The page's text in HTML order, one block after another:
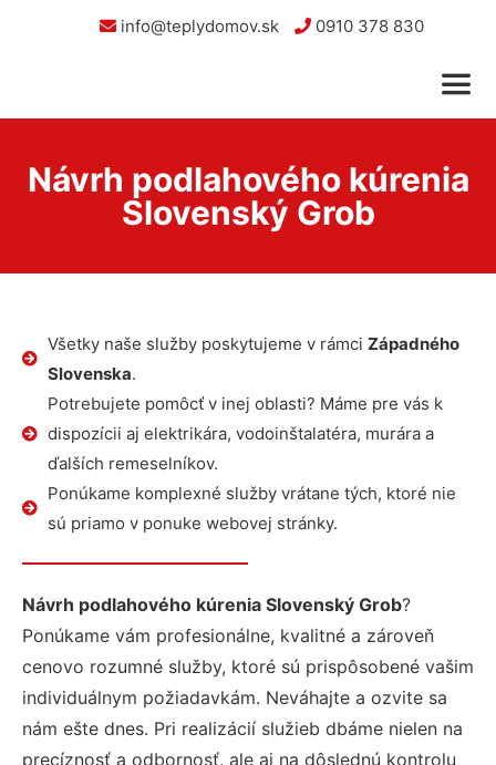
info@teplydomov.sk 0910 378 830
Návrh podlahového kúrenia
Slovenský Grob
Všetky naše služby poskytujeme v rámci Západného
Slovenska.
Potrebujete pomôcť v inej oblasti? Máme pre vás k
dispozícii aj elektrikára, vodoinštalatéra, murára a
ďalších remeselníkov.
Ponúkame komplexné služby vrátane tých, ktoré nie
sú priamo v ponuke webovej stránky.
Návrh podlahového kúrenia Slovenský Grob?
Ponúkame vám profesionálne, kvalitné a zároveň
cenovo rozumné služby, ktoré sú prispôsobené vašim
individuálnym požiadavkám. Neváhajte a ozvite sa
nám ešte dnes. Pri realizácií služieb dbáme nielen na
precíznosť a odbornosť, ale aj na dôslednú kontrolu